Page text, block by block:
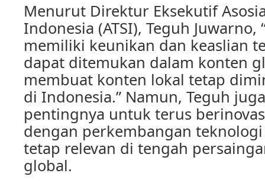
Menurut Direktur Eksekutif
Indonesia (ATSI), Teguh Juwarno,
memiliki keunikan dan keaslian
dapat ditemukan dalam konten
membuat konten lokal tetap
di Indonesia.” Namun, Teguh
pentingnya untuk terus
dengan perkembangan
tetap relevan di tengah
global.